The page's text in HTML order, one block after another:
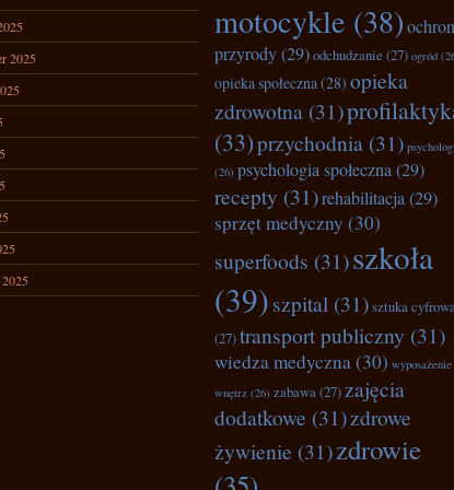
2025
motocykle (38)
przyrody(29)odchudzanie (27) ogród
opieka społeczna(28) opieka
zdrowotna (31)
(33)przychodnia (31)
(26) psychologia społeczna(29)
recepty (31)rehabilitacja(29)
sprzęt medyczny (30)
superfoods (31)szkoła
(39)szpital (31)sztuka
(27)transport publiczny (31)
wiedza medyczna(30) wyposażenie
wnętrz (26) zabawa(27) zajęcia
dodatkowe (31)zdrowe
żywienie (31)zdrowie